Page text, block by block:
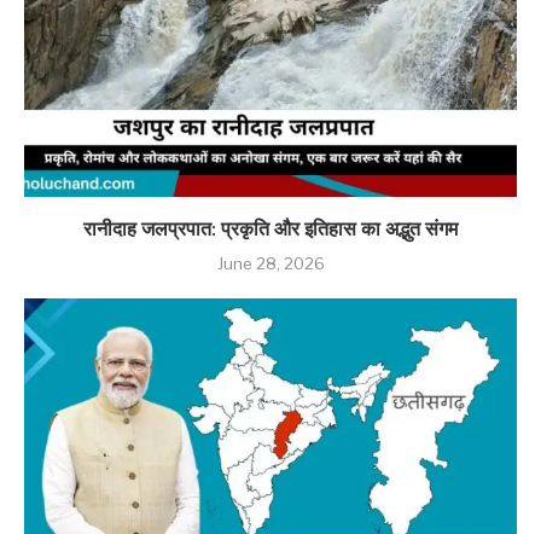
रानीदाह जलप्रपात: प्रकृति और इतिहास का अद्भुत संगम
June 28, 2026